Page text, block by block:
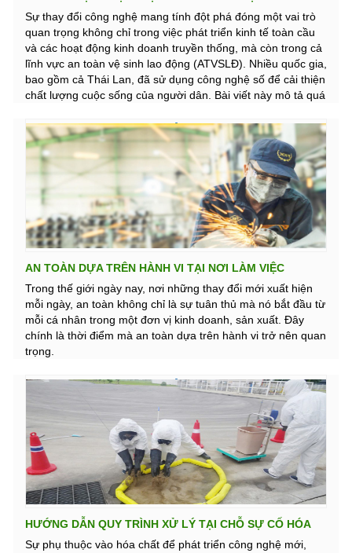
THÁI LAN
Sự thay đổi công nghệ mang tính đột phá đóng một vai trò
quan trọng không chỉ trong việc phát triển kinh tế toàn cầu
và các hoạt động kinh doanh truyền thống, mà còn trong cả
lĩnh vực an toàn vệ sinh lao động (ATVSLĐ). Nhiều quốc gia,
bao gồm cả Thái Lan, đã sử dụng công nghệ số để cải thiện
chất lượng cuộc sống của người dân. Bài viết này mô tả quá
tế sử dụng Internet vạn vật (Internet of Things) vào việc
quản lý xe nâng để cải thiện ATVSLĐ và đầu ra năng suất.
AN TOÀN DỰA TRÊN HÀNH VI TẠI NƠI LÀM VIỆC
Trong thế giới ngày nay, nơi những thay đổi mới xuất hiện
mỗi ngày, an toàn không chỉ là sự tuân thủ mà nó bắt đầu từ
mỗi cá nhân trong một đơn vị kinh doanh, sản xuất. Đây
chính là thời điểm mà an toàn dựa trên hành vi trở nên quan
trọng.
HƯỚNG DẪN QUY TRÌNH XỬ LÝ TẠI CHỖ SỰ CỐ HÓA
CHẤT TRÀN ĐỔ TẠI DOANH NGHIỆP
Sự phụ thuộc vào hóa chất để phát triển công nghệ mới,